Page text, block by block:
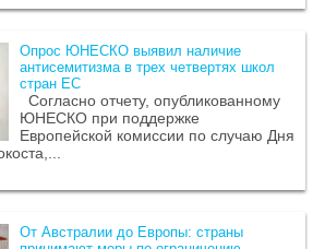
Опрос ЮНЕСКО выявил наличие
антисемитизма в трех четвертях школ
стран ЕС
Согласно отчету, опубликованному
ЮНЕСКО при поддержке
Европейской комиссии по случаю Дня
От Австралии до Европы: страны